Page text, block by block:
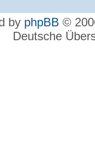
by phpBB ©
Deutsche